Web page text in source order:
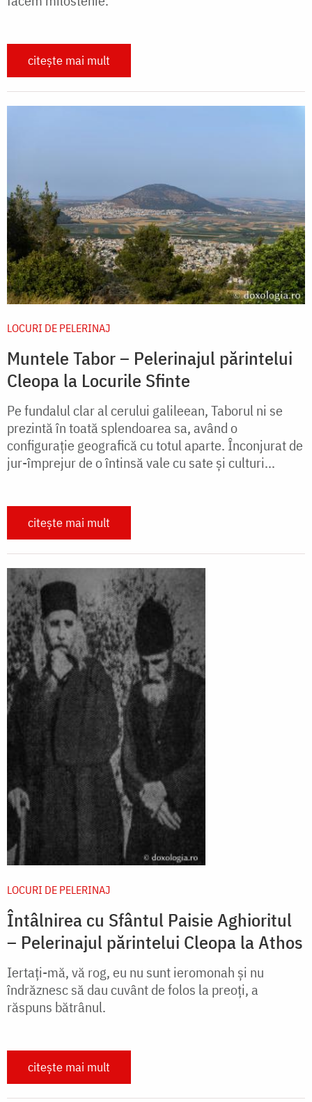
citește mai mult
LOCURI DE PELERINAJ
Muntele Tabor – Pelerinajul părintelui
Cleopa la Locurile Sfinte
Pe fundalul clar al cerului galileean, Taborul ni se
prezintă în toată splendoarea sa, având o
configurație geografică cu totul aparte. Înconjurat de
jur-împrejur de o întinsă vale cu sate și culturi...
citește mai mult
LOCURI DE PELERINAJ
Întâlnirea cu Sfântul Paisie Aghioritul
– Pelerinajul părintelui Cleopa la Athos
Iertaţi-mă, vă rog, eu nu sunt ieromonah şi nu
îndrăznesc să dau cuvânt de folos la preoţi, a
răspuns bătrânul.
citește mai mult